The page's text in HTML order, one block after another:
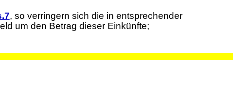
, so verringern sich die in entsprechender
um den Betrag dieser Einkünfte;